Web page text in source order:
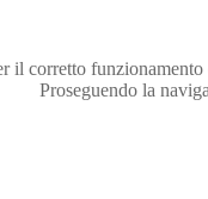
il corretto
Proseguendo la